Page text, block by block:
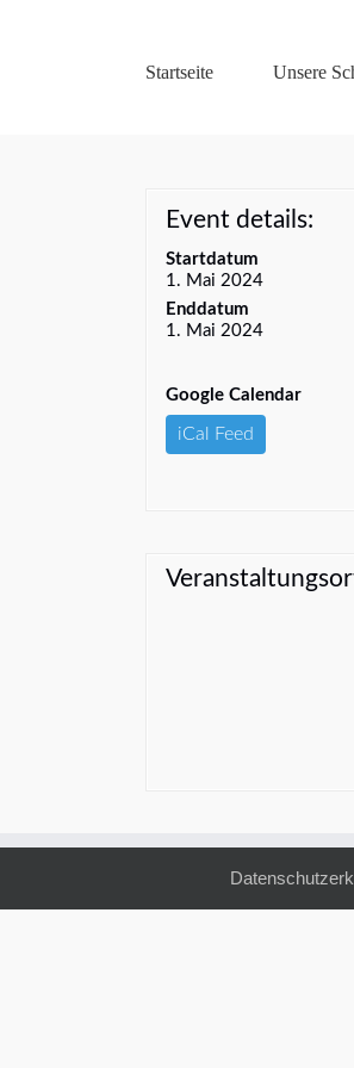
Startseite Unsere
Event details:
Startdatum
1. Mai 2024
Enddatum
1. Mai 2024
Google Calendar
iCal Feed